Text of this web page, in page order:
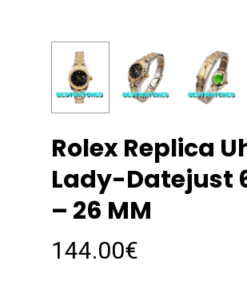
Rolex Replica
Lady-Datejust
– 26 MM
144.00€